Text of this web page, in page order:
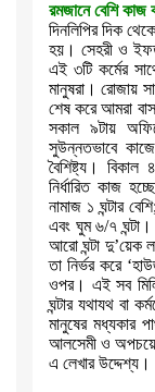
রমজানে বেশি কাজ
দিনলিপির দিক
হয়। সেহরী ও
এই ৩টি কর্মের
মানুষরা। রোজায়
শেষ করে আমরা
সকাল ৯টায়
সুউন্নতভাবে কাজে
বৈশিষ্ট্য।
নির্ধারিত কাজ
নামাজ ১ ঘন্টার বেশি;
এবং ঘুম ৬/৭ ঘন্টা।
আরো ঘন্টা দু’য়েক
তা নির্ভর করে ‘
ওপর। এই সব
ঘন্টার যথাযথ বা
মানুষের মধ্যকার
আলসেমী ও অপচয়ে
এ লেখার উদ্দেশ্য।